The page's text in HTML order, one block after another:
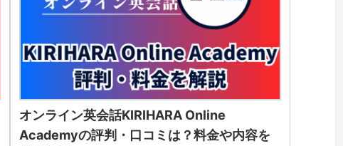
オンライン英会話KIRIHARA Online
Academyの評判・口コミは？料金や内容を